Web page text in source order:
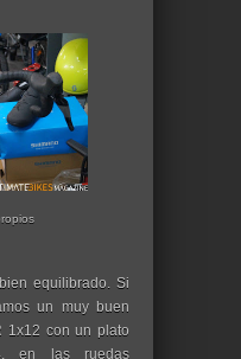
equilibrado. Si
un muy buen
1x12 con un plato
en las ruedas